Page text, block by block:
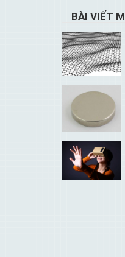
BÀI VIẾT